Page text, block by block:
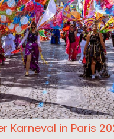
Karneval in Paris